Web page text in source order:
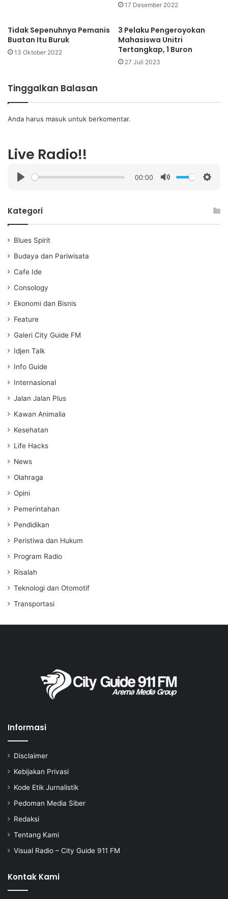
17 Desember 2022
Tidak Sepenuhnya Pemanis
Buatan Itu Buruk
13 Oktober 2022
3 Pelaku Pengeroyokan
Mahasiswa Unitri
Tertangkap, 1 Buron
27 Juli 2023
Tinggalkan Balasan
Anda harus masuk untuk berkomentar.
Live Radio!!
a
00:00
Kategori
Blues Spirit
Budaya dan Pariwisata
Cafe Ide
Consology
Ekonomi dan Bisnis
Feature
Galeri City Guide FM
Idjen Talk
Info Guide
Internasional
Jalan Jalan Plus
Kawan Animalia
Kesehatan
Life Hacks
News
Olahraga
Opini
Pemerintahan
Pendidikan
Peristiwa dan Hukum
Program Radio
Risalah
Teknologi dan Otomotif
Transportasi
Informasi
Disclaimer
Kebijakan Privasi
Kode Etik Jurnalistik
Pedoman Media Siber
Redaksi
Tentang Kami
Visual Radio – City Guide 911 FM
Kontak Kami